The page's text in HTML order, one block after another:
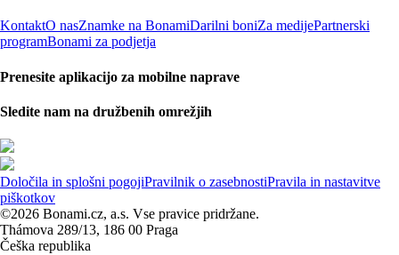
KontaktO nasZnamke na BonamiDarilni boniZa medijePartnerski
programBonami za podjetja
Prenesite aplikacijo za mobilne naprave
Sledite nam na družbenih omrežjih
Določila in splošni pogojiPravilnik o zasebnostiPravila in nastavitve
piškotkov
©2026 Bonami.cz, a.s. Vse pravice pridržane.
Thámova 289/13, 186 00 Praga
Češka republika